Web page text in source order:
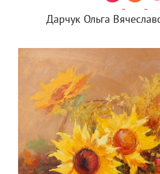
Дарчук Ольга